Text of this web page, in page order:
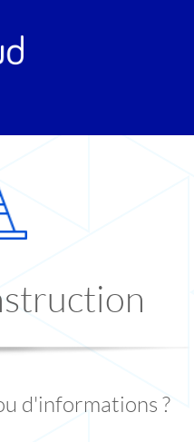
d'informations ?